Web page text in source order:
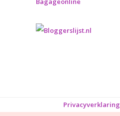
Privacyverklaring